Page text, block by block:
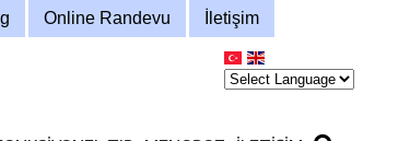
Online Randevu İletişim